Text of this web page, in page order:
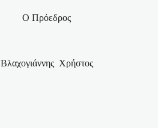
Ο Πρόεδρος
Βλαχογιάννης Χρήστος